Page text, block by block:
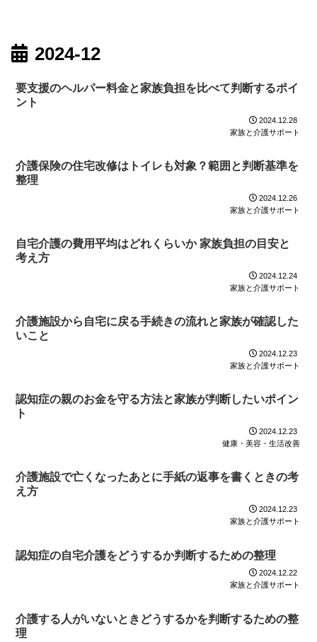
2024-12
要支援のヘルパー料金と家族負担を比べて判断するポイ
ント
2024.12.28
家族と介護サポート
介護保険の住宅改修はトイレも対象？範囲と判断基準を
整理
2024.12.26
家族と介護サポート
自宅介護の費用平均はどれくらいか 家族負担の目安と
考え方
2024.12.24
家族と介護サポート
介護施設から自宅に戻る手続きの流れと家族が確認した
いこと
2024.12.23
家族と介護サポート
認知症の親のお金を守る方法と家族が判断したいポイン
ト
2024.12.23
健康・美容・生活改善
介護施設で亡くなったあとに手紙の返事を書くときの考
え方
2024.12.23
家族と介護サポート
認知症の自宅介護をどうするか判断するための整理
2024.12.22
家族と介護サポート
介護する人がいないときどうするかを判断するための整
理